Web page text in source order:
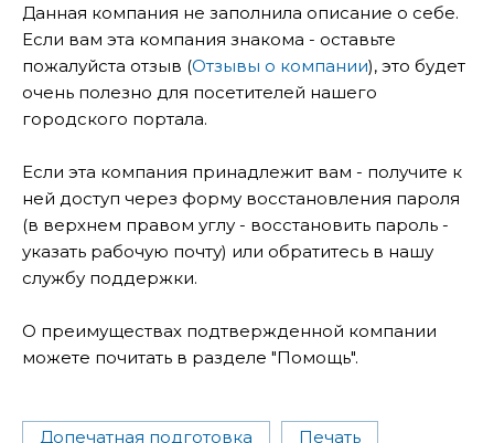
Данная компания не заполнила описание о себе.
Если вам эта компания знакома - оставьте
пожалуйста отзыв (Отзывы о компании), это будет
очень полезно для посетителей нашего
городского портала.
Если эта компания принадлежит вам - получите к
ней доступ через форму восстановления пароля
(в верхнем правом углу - восстановить пароль -
указать рабочую почту) или обратитесь в нашу
службу поддержки.
О преимуществах подтвержденной компании
можете почитать в разделе "Помощь".
Допечатная подготовка Печать